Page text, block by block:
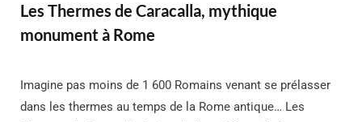
Les Thermes de Caracalla, mythique
monument à Rome
Imagine pas moins de 1 600 Romains venant se prélasser
dans les thermes au temps de la Rome antique… Les